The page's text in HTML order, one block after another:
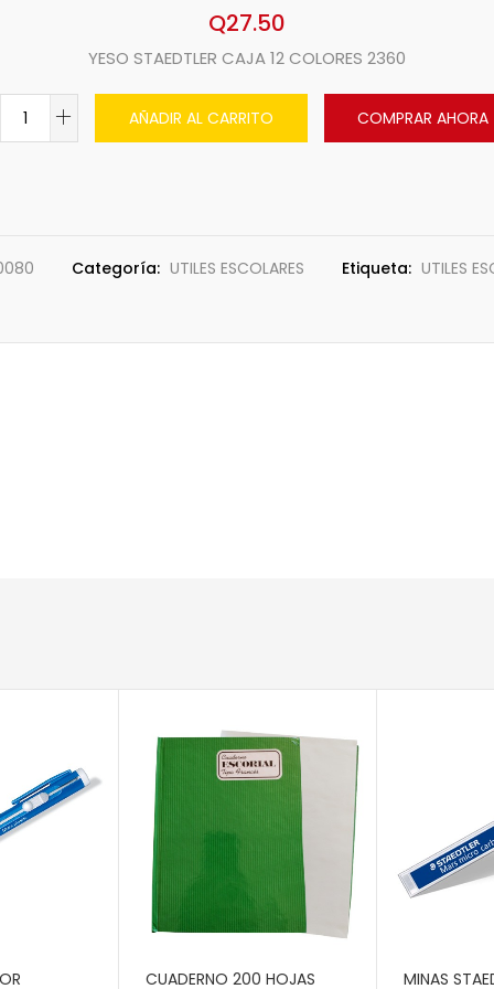
Q27.50
YESO STAEDTLER CAJA 12 COLORES 2360
AÑADIR AL CARRITO COMPRAR AHORA
Categoría: UTILES ESCOLARES Etiqueta: UTILES
CUADERNO 200 HOJAS MINAS